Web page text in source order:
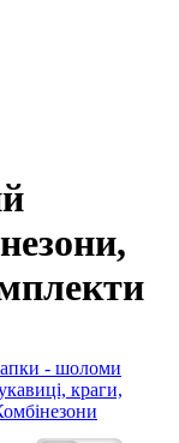
- шоломи
краги,